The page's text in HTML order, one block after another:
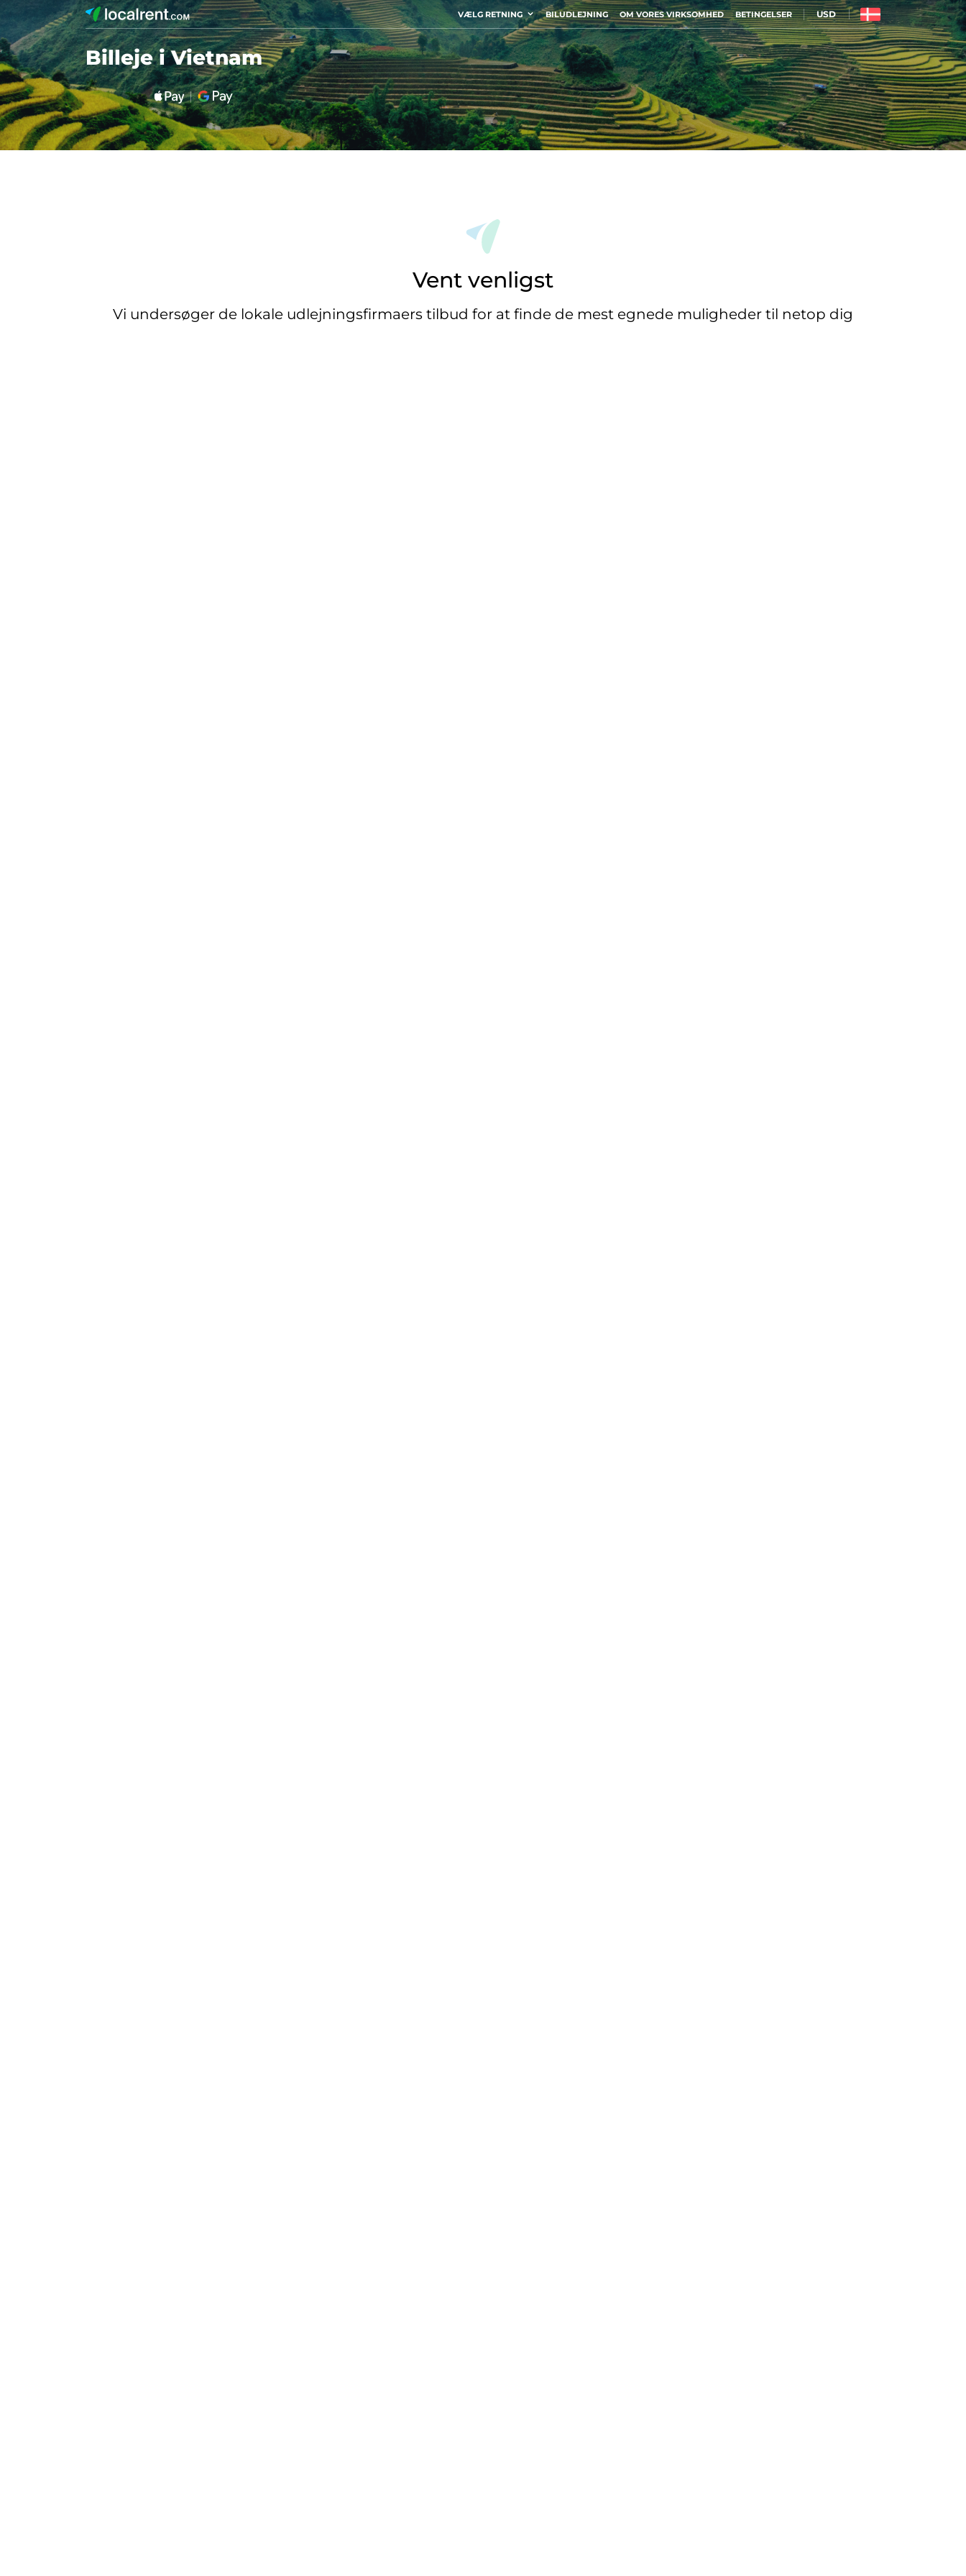
VÆLG RETNING BILUDLEJNING OM VORES VIRKSOMHED BETINGELSER USD
Billeje i Vietnam
Vent venligst
Vi undersøger de lokale udlejningsfirmaers tilbud for at finde de mest egnede muligheder til netop dig